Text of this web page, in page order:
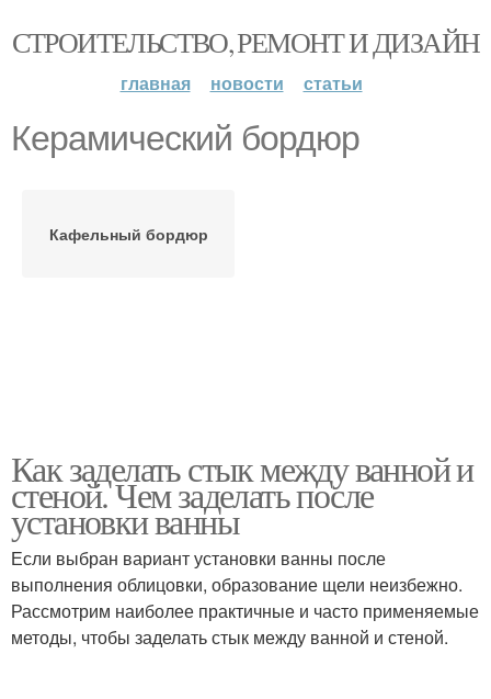
СТРОИТЕЛЬСТВО, РЕМОНТ И ДИЗАЙН
главная новости статьи
Керамический бордюр
Кафельный бордюр
Как заделать стык между ванной и
стеной. Чем заделать после
установки ванны
Если выбран вариант установки ванны после
выполнения облицовки, образование щели неизбежно.
Рассмотрим наиболее практичные и часто применяемые
методы, чтобы заделать стык между ванной и стеной.